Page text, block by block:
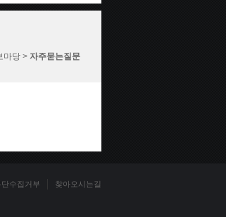
마당 > 자주묻는질문
수집거부 찾아오시는길